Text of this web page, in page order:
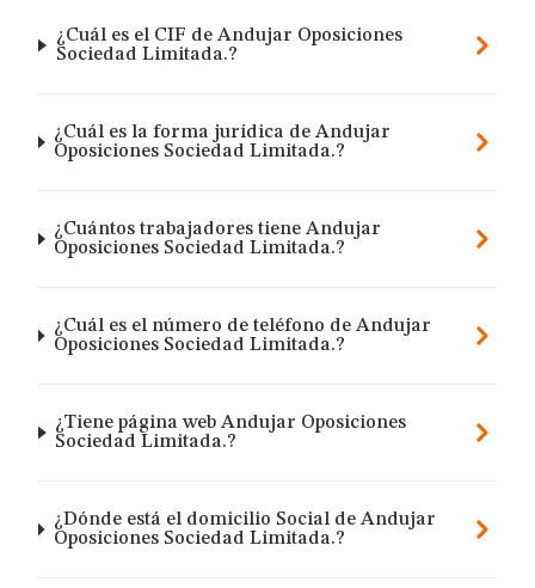
¿Cuál es el CIF de Andujar Oposiciones
Sociedad Limitada.?
¿Cuál es la forma jurídica de Andujar
Oposiciones Sociedad Limitada.?
¿Cuántos trabajadores tiene Andujar
Oposiciones Sociedad Limitada.?
¿Cuál es el número de teléfono de Andujar
Oposiciones Sociedad Limitada.?
¿Tiene página web Andujar Oposiciones
Sociedad Limitada.?
¿Dónde está el domicilio Social de Andujar
Oposiciones Sociedad Limitada.?